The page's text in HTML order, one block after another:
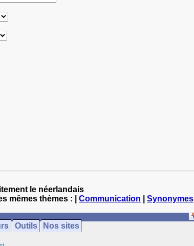
le néerlandais
mêmes thèmes : | Communication Synonymes
Outils Nos sites